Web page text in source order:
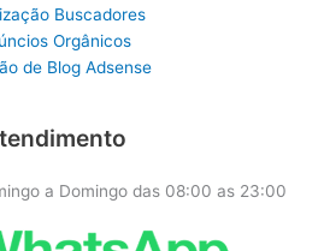
Buscadores
Orgânicos
de Blog Adsense
a Domingo das 08:00 as 23:00